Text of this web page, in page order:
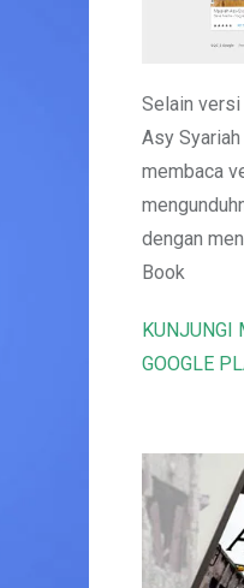
Selain
Asy
membaca
dengan
Book
KUNJUNGI
GOOGLE